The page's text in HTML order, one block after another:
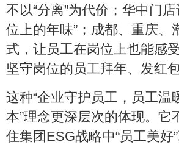
不以“分离”为代价；华中门
位上的年味”；成都、重庆
式，让员工在岗位上也能感
坚守岗位的员工拜年、发红
这种“企业守护员工，员工温
本”理念更深层次的体现。
住集团ESG战略中“员工美好